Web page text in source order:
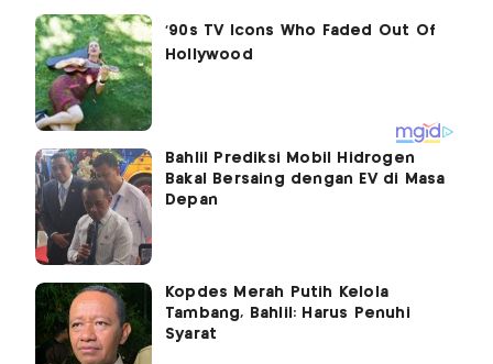
Bahlil Prediksi Mobil Hidrogen
Bakal Bersaing dengan EV di Masa
Depan
Kopdes Merah Putih Kelola
Tambang, Bahlil: Harus Penuhi
Syarat